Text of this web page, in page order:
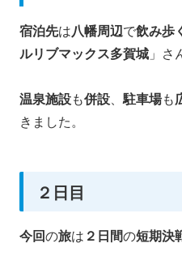
宿泊先は八幡周辺で飲み歩
ルリブマックス多賀城 」さ
温泉施設も併設、駐車場も
きました。
２日目
今回の旅は ２日間の短期決